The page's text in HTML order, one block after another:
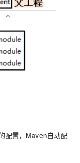
配置，Maven自动配